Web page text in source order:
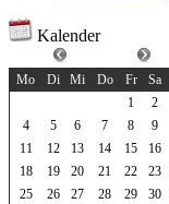
Kalender
Mo
Di Mi Do Fr Sa
1
2
4
5 6 7 8 9
11
12 13 14 15 16
18
19 20 21 22 23
25
26 27 28 29 30